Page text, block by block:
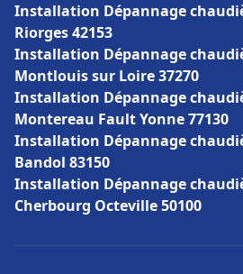
Installation Dépannage
Riorges 42153
Installation Dépannage
Montlouis sur Loire 37270
Installation Dépannage
Montereau Fault Yonne 77130
Installation Dépannage
Bandol 83150
Installation Dépannage
Cherbourg Octeville 50100